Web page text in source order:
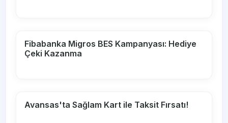
Fibabanka Migros BES Kampanyası: Hediye
Çeki Kazanma
Avansas'ta Sağlam Kart ile Taksit Fırsatı!